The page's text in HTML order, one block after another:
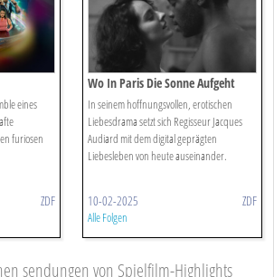
eines
furiosen
ZDF
Wo In Paris Die Sonne Aufgeht
In seinem hoffnungsvollen, erotischen
Liebesdrama setzt sich Regisseur Jacques
Audiard mit dem digital geprägten
Liebesleben von heute auseinander.
10-02-2025 ZDF
Alle Folgen
sendungen von Spielfilm-Highlights